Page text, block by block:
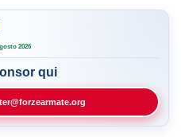
2026
qui